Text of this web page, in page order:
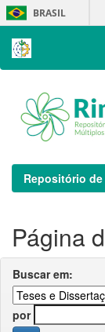
Skip
navigation
BRASIL
Repositório
Página
Buscar em:
por